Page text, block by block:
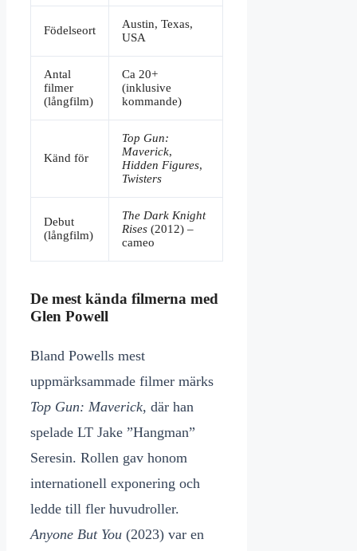
Födelseort
Austin, Texas,
USA
Antal
filmer
(långfilm)
Ca 20+
(inklusive
kommande)
Känd för
Top Gun:
Maverick,
Hidden Figures,
Twisters
Debut
(långfilm)
The Dark Knight
Rises (2012) –
cameo
De mest kända filmerna med
Glen Powell
Bland Powells mest
uppmärksammade filmer märks
Top Gun: Maverick, där han
spelade LT Jake ”Hangman”
Seresin. Rollen gav honom
internationell exponering och
ledde till fler huvudroller.
Anyone But You (2023) var en